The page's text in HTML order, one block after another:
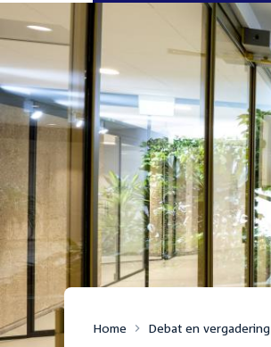
Home Debat en vergadering